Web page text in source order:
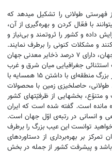
فهرستی طولانی را تشکیل میدهد که
با فعّال کردن و بهره‌گیری از آن،
داده و کشور را ثروتمند و بی‌نیاز و
و مشکلات کنونی را برطرف نمایند.
ایران با دارا بودن یک درصد جمعیّت جهان، دارای ۷ درصد ذخایر معدنی جهان
جغرافیایی میان شرق و غرب
و شمال و جنوب، بازار بزرگ ملّی، بازار بزرگ منطقه‌ای با داشتن ۱۵ همسایه با
طولانی، حاصلخیزی زمین با محصولات
و متنوّع، بخشهایی از ظرفیّتهای کشور
مانده است. گفته شده‌ است که ایران
و انسانی در رتبه‌ی اوّل جهان است.
توانست این عیب بزرگ را برطرف
تمرکز بر بهره‌برداری از دستاوردهای
باشد و پیشرفت کشور از جمله در بخش